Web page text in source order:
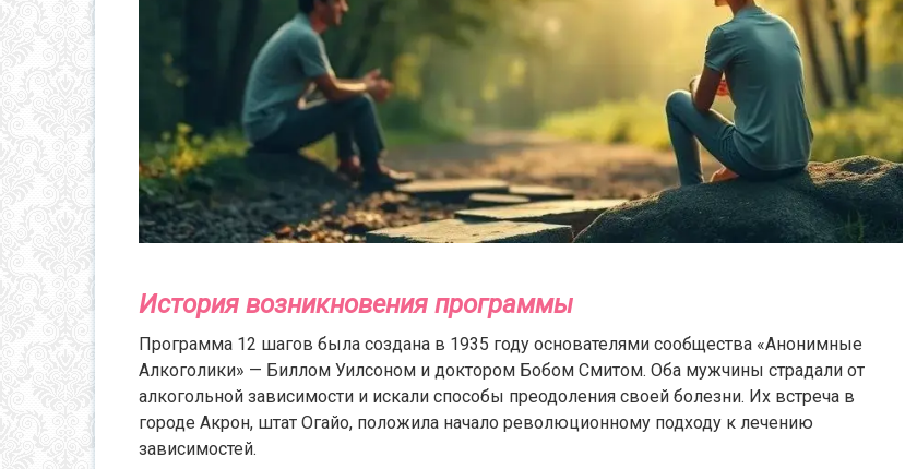
История возникновения программы
Программа 12 шагов была создана в 1935 году основателями сообщества «Анонимные
Алкоголики» — Биллом Уилсоном и доктором Бобом Смитом. Оба мужчины страдали от
алкогольной зависимости и искали способы преодоления своей болезни. Их встреча в
городе Акрон, штат Огайо, положила начало революционному подходу к лечению
зависимостей.